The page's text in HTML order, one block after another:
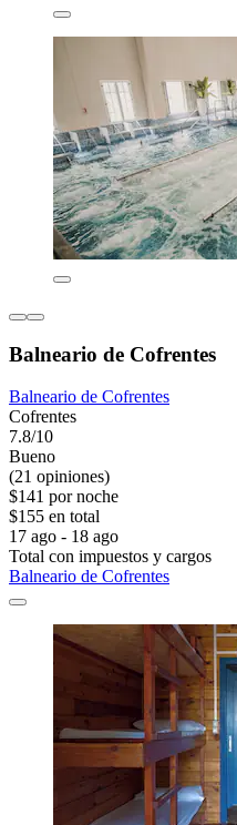
Balneario de Cofrentes
Balneario de Cofrentes
Cofrentes
7.8/10
Bueno
(21 opiniones)
$141 por noche
$155 en total
17 ago - 18 ago
Total con impuestos y cargos
Balneario de Cofrentes